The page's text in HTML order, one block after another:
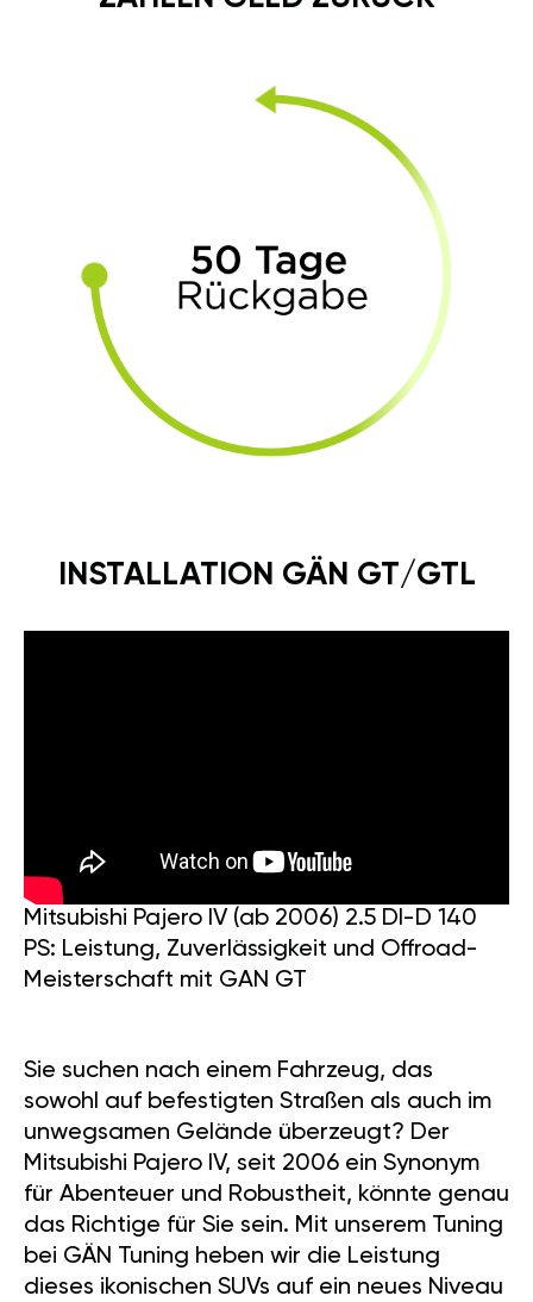
INSTALLATION GÄN GT/GTL
Mitsubishi Pajero IV (ab 2006) 2.5 DI-D 140
PS: Leistung, Zuverlässigkeit und Offroad-
Meisterschaft mit GAN GT
Sie suchen nach einem Fahrzeug, das
sowohl auf befestigten Straßen als auch im
unwegsamen Gelände überzeugt? Der
Mitsubishi Pajero IV, seit 2006 ein Synonym
für Abenteuer und Robustheit, könnte genau
das Richtige für Sie sein. Mit unserem Tuning
bei GÄN Tuning heben wir die Leistung
dieses ikonischen SUVs auf ein neues Niveau